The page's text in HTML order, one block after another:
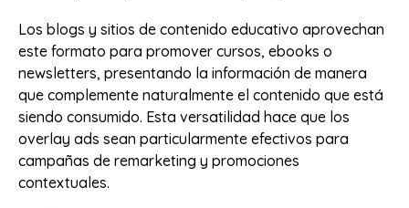
Los blogs y sitios de contenido educativo aprovechan
este formato para promover cursos, ebooks o
newsletters, presentando la información de manera
que complemente naturalmente el contenido que está
siendo consumido. Esta versatilidad hace que los
overlay ads sean particularmente efectivos para
campañas de remarketing y promociones
contextuales.